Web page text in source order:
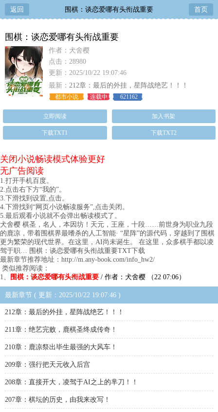
返回 围棋：谈恋爱哪有头衔战重要 首页
围棋：谈恋爱哪有头衔战重要
作者：犬舍樱
点击：28980
更新：2025/10/22 19:07:46
最新： 212章：最后的外挂，星阵战绝艺！！！
都市小说 连载中 621162
立即阅读 加入书架
下载TXT1 下载TXT2
关闭小说畅读模式体验更好
无广告阅读
1.打开手机百度。
2.点击右下方“我的”。
3.下滑找到设置,点击。
4.下滑找到“网页小说畅读服务”,点击关闭。
5.最后观看小说就不会弹出畅读模式了。
犬舍樱 棋圣，名人，本因坊！天元，王座，十段……前世身为职业九段
的鹿凉，带着围棋界最嗜杀的人工智能· “星阵”的源代码，穿越到了围棋
更为繁荣的现代世界。在这里，AI尚未诞生。 在这里，众多棋手都以凌
驾于职… 围棋：谈恋爱哪有头衔战重要TXT下载
最新章节推荐地址：http://m.any-book.com/info_hw2/
类似推荐阅读：
1、
围棋：谈恋爱哪有头衔战重要 / 作者：犬舍樱 （22 07:06）
最新章节 ( 更新：2025/10/22 19:07:46 )
212章：最后的外挂，星阵战绝艺！！！
211章：绝艺完败，鹿棋圣终成传奇！
210章：鹿凉祭出毕生最强的大风车！
209章：强行把天元收入后宫
208章：直接开大，凌驾于AI之上的芈刀！！
207章：棋坛的历史，由我来改写！